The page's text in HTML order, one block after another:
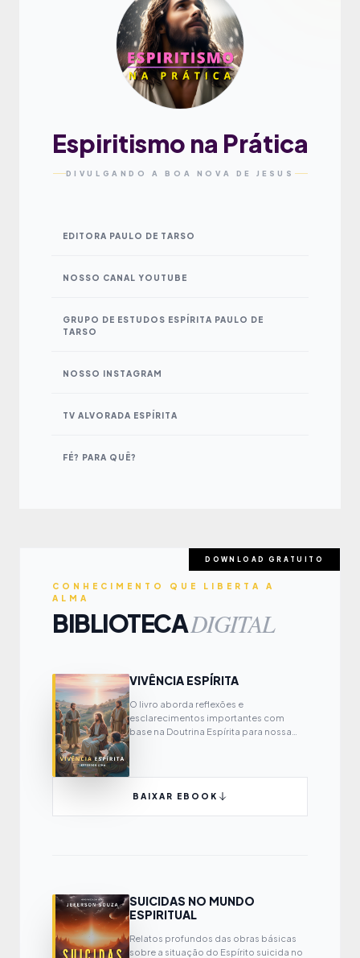
Espiritismo na Prática
DIVULGANDO A BOA NOVA DE JESUS
EDITORA PAULO DE TARSO
NOSSO CANAL YOUTUBE
GRUPO DE ESTUDOS ESPÍRITA PAULO DE
TARSO
NOSSO INSTAGRAM
TV ALVORADA ESPÍRITA
FÉ? PARA QUÊ?
DOWNLOAD GRATUITO
CONHECIMENTO QUE LIBERTA A
ALMA
BIBLIOTECADIGITAL
VIVÊNCIA ESPÍRITA
O livro aborda reflexões e
esclarecimentos importantes com
base na Doutrina Espírita para nossa
BAIXAR EBOOK
SUICIDAS NO MUNDO
ESPIRITUAL
Relatos profundos das obras básicas
sobre a situação do Espírito suicida no